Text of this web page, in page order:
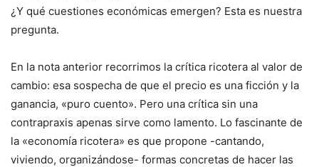
¿Y qué cuestiones económicas emergen? Esta es nuestra
pregunta.
En la nota anterior recorrimos la crítica ricotera al valor de
cambio: esa sospecha de que el precio es una ficción y la
ganancia, «puro cuento». Pero una crítica sin una
contrapraxis apenas sirve como lamento. Lo fascinante de
la «economía ricotera» es que propone -cantando,
viviendo, organizándose- formas concretas de hacer las